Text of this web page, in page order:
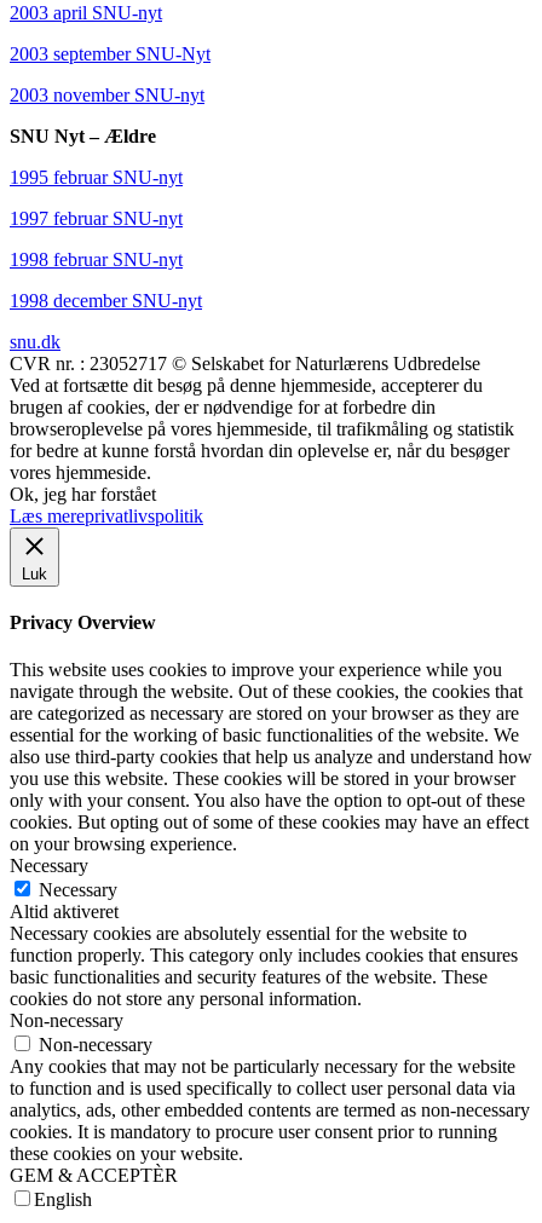
2003 april SNU-nyt
2003 september SNU-Nyt
2003 november SNU-nyt
SNU Nyt – Ældre
1995 februar SNU-nyt
1997 februar SNU-nyt
1998 februar SNU-nyt
1998 december SNU-nyt
snu.dk
CVR nr. : 23052717 © Selskabet for Naturlærens Udbredelse
Ved at fortsætte dit besøg på denne hjemmeside, accepterer du
brugen af cookies, der er nødvendige for at forbedre din
browseroplevelse på vores hjemmeside, til trafikmåling og statistik
for bedre at kunne forstå hvordan din oplevelse er, når du besøger
vores hjemmeside.
Ok, jeg har forstået
Læs mereprivatlivspolitik
Luk
Privacy Overview
This website uses cookies to improve your experience while you
navigate through the website. Out of these cookies, the cookies that
are categorized as necessary are stored on your browser as they are
essential for the working of basic functionalities of the website. We
also use third-party cookies that help us analyze and understand how
you use this website. These cookies will be stored in your browser
only with your consent. You also have the option to opt-out of these
cookies. But opting out of some of these cookies may have an effect
on your browsing experience.
Necessary
Necessary
Altid aktiveret
Necessary cookies are absolutely essential for the website to
function properly. This category only includes cookies that ensures
basic functionalities and security features of the website. These
cookies do not store any personal information.
Non-necessary
Non-necessary
Any cookies that may not be particularly necessary for the website
to function and is used specifically to collect user personal data via
analytics, ads, other embedded contents are termed as non-necessary
cookies. It is mandatory to procure user consent prior to running
these cookies on your website.
GEM & ACCEPTÈR
English